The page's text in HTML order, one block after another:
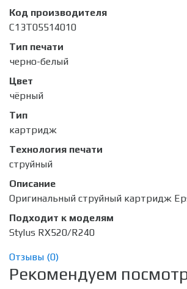
Код производителя
C13T05514010
Тип печати
черно-белый
Цвет
чёрный
Тип
картридж
Технология печати
струйный
Описание
Оригинальный струйный картридж
Подходит к моделям
Stylus RX520/R240
Отзывы (0)
Рекомендуем